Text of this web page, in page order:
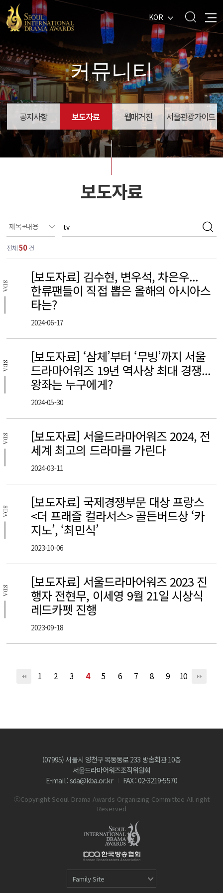
KOR
커뮤니티
공지사항 보도자료 웹매거진 서울관광가이드
보도자료
전체50건
SDA
[보도자료] 김수현, 변우석, 차은우...
한류팬들이 직접 뽑은 올해의 아시아스
타는?
2024-06-17
SDA
[보도자료] ‘삼체’부터 ‘무빙’까지 서울
드라마어워즈 19년 역사상 최대 경쟁...
왕좌는 누구에게?
2024-05-30
SDA
[보도자료] 서울드라마어워즈 2024, 전
세계 최고의 드라마를 가린다
2024-03-11
SDA
[보도자료] 국제경쟁부문 대상 프랑스
<더 프래즐 컬라서스> 골든버드상 ‘카
지노’, ‘최민식’
2023-10-06
SDA
[보도자료] 서울드라마어워즈 2023 진
행자 전현무, 이세영 9월 21일 시상식
레드카펫 진행
2023-09-18
1 2 3 4 5 6 7 8 9 10
(07995) 서울시 양천구 목동동로 233 방송회관 10층
서울드라마어워즈조직위원회
E-mail : sda@kba.or.kr
FAX : 02-3219-5570
ⓒCopyright Seoul Drama Awards Organizing Committee All right
Reserved